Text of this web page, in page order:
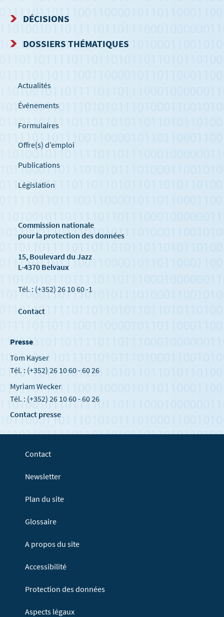
DÉCISIONS
DOSSIERS THÉMATIQUES
Actualités
Événements
Formulaires
Offre(s) d’emploi
Publications
Législation
Commission nationale
pour la protection des données
15, Boulevard du Jazz
L-4370 Belvaux
Tél. : (+352) 26 10 60 -1
Contact
Presse
Tom Kayser
Tél. : (+352) 26 10 60 - 60 26
Myriam Wecker
Tél. : (+352) 26 10 60 - 60 26
Contact presse
Contact
Newsletter
Plan du site
Glossaire
A propos du site
Accessibilité
Protection des données
Aspects légaux